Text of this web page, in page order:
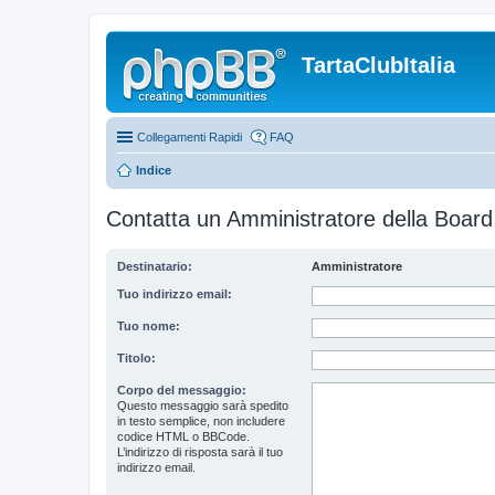
TartaClubItalia
Collegamenti Rapidi FAQ
Indice
Contatta un Amministratore della Board
Destinatario: Amministratore
Tuo indirizzo email:
Tuo nome:
Titolo:
Corpo del messaggio:
Questo messaggio sarà spedito
in testo semplice, non includere
codice HTML o BBCode.
L’indirizzo di risposta sarà il tuo
indirizzo email.